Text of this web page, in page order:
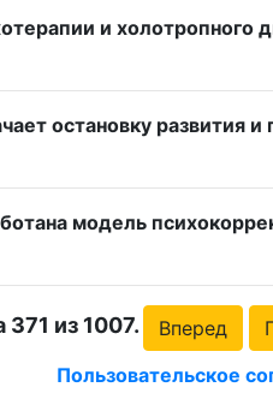
и холотропного
остановку развития
модель
371 из 1007. Вперед
Пользовательское